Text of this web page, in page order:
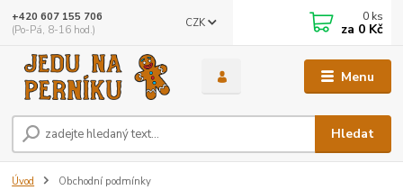
Menu
CZK
Hledat
+420 607 155 706
(Po-Pá, 8-16 hod.)
0 ks
za 0 Kč
Úvod Obchodní podmínky